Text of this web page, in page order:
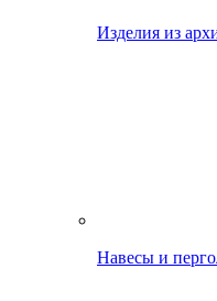
Изделия из
Навесы и